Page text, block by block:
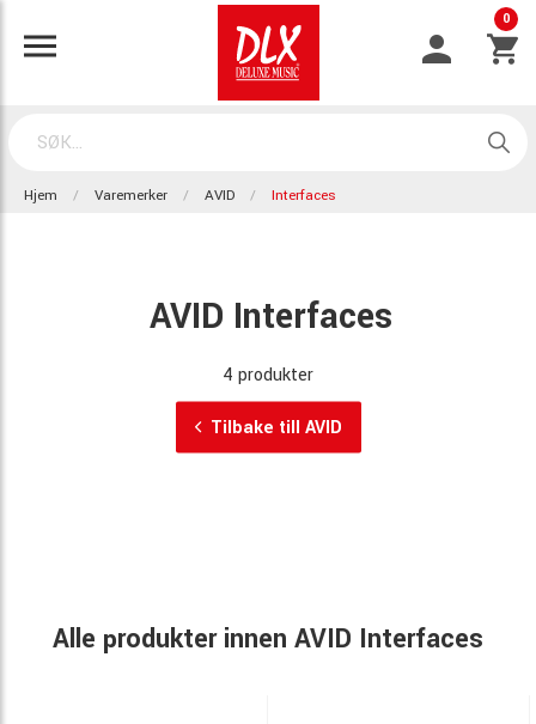
0
Hjem Varemerker AVID Interfaces
AVID Interfaces
4 produkter
Tilbake till AVID
Alle produkter innen AVID Interfaces